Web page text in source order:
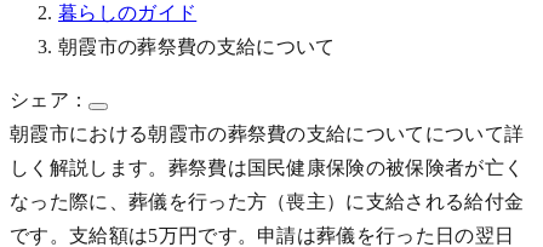
暮らしのガイド
朝霞市の葬祭費の支給について
シェア：
朝霞市における朝霞市の葬祭費の支給についてについて詳
しく解説します。葬祭費は国民健康保険の被保険者が亡く
なった際に、葬儀を行った方（喪主）に支給される給付金
です。支給額は5万円です。申請は葬儀を行った日の翌日